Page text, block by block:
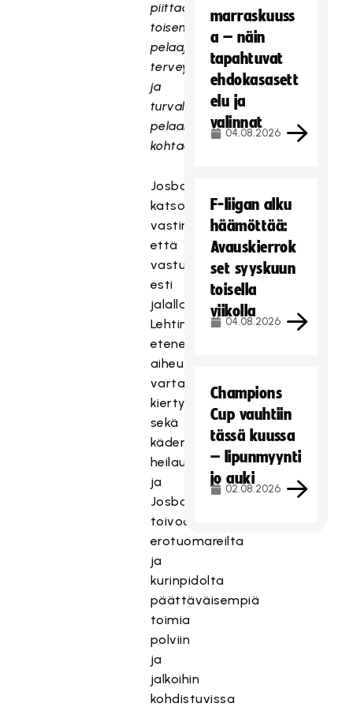
piittaamattomuutta
toisen
pelaajan
terveyttä
ja
turvallista
pelaamista
kohtaan.
Josba
katsoi
vastineessaan,
että
vastustaja
esti
jalallaan
Lehtiniemen
etenemistä
aiheuttaen
vartalon
kiertymisen
sekä
käden
heilautuksen,
ja
Josba
toivoo
erotuomareilta
ja
kurinpidolta
päättäväisempiä
toimia
polviin
ja
jalkoihin
kohdistuvissa
T
ä
m
s
ä
l
t
ö
o
n
e
marraskuuss
a – näin
tapahtuvat
ehdokasasett
elu ja
valinnat
04.08.2026
F-liigan alku
häämöttää:
Avauskierrok
set syyskuun
toisella
viikolla
04.08.2026
Champions
Cup vauhtiin
tässä kuussa
– lipunmyynti
jo auki
02.08.2026